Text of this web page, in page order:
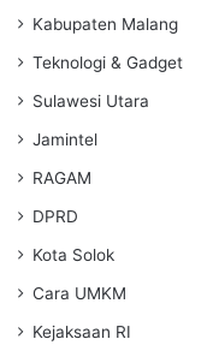
Kabupaten Malang
Teknologi & Gadget
Sulawesi Utara
Jamintel
RAGAM
DPRD
Kota Solok
Cara UMKM
Kejaksaan RI